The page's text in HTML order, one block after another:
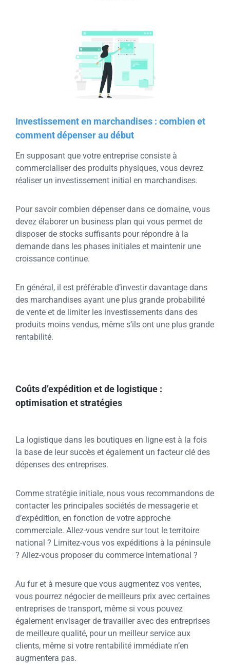
Investissement en marchandises : combien et
comment dépenser au début
En supposant que votre entreprise consiste à
commercialiser des produits physiques, vous devrez
réaliser un investissement initial en marchandises.
Pour savoir combien dépenser dans ce domaine, vous
devez élaborer un business plan qui vous permet de
disposer de stocks suffisants pour répondre à la
demande dans les phases initiales et maintenir une
croissance continue.
En général, il est préférable d’investir davantage dans
des marchandises ayant une plus grande probabilité
de vente et de limiter les investissements dans des
produits moins vendus, même s’ils ont une plus grande
rentabilité.
Coûts d’expédition et de logistique :
optimisation et stratégies
La logistique dans les boutiques en ligne est à la fois
la base de leur succès et également un facteur clé des
dépenses des entreprises.
Comme stratégie initiale, nous vous recommandons de
contacter les principales sociétés de messagerie et
d’expédition, en fonction de votre approche
commerciale. Allez-vous vendre sur tout le territoire
national ? Limitez-vous vos expéditions à la péninsule
? Allez-vous proposer du commerce international ?
Au fur et à mesure que vous augmentez vos ventes,
vous pourrez négocier de meilleurs prix avec certaines
entreprises de transport, même si vous pouvez
également envisager de travailler avec des entreprises
de meilleure qualité, pour un meilleur service aux
clients, même si votre rentabilité immédiate n’en
augmentera pas.